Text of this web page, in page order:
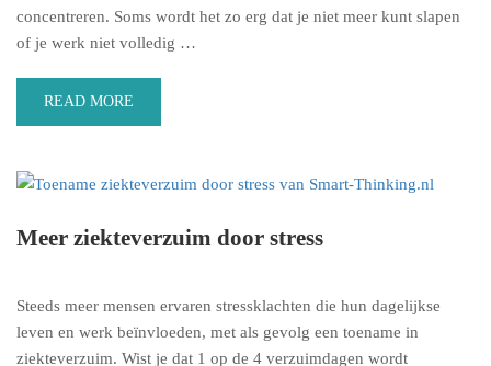
concentreren. Soms wordt het zo erg dat je niet meer kunt slapen
of je werk niet volledig …
READ MORE
Meer ziekteverzuim door stress
Steeds meer mensen ervaren stressklachten die hun dagelijkse
leven en werk beïnvloeden, met als gevolg een toename in
ziekteverzuim. Wist je dat 1 op de 4 verzuimdagen wordt